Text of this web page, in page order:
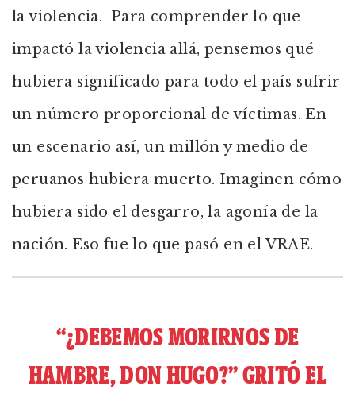
la violencia. Para comprender lo que
impactó la violencia allá, pensemos qué
hubiera significado para todo el país sufrir
un número proporcional de víctimas. En
un escenario así, un millón y medio de
peruanos hubiera muerto. Imaginen cómo
hubiera sido el desgarro, la agonía de la
nación. Eso fue lo que pasó en el VRAE.
“¿DEBEMOS MORIRNOS DE
HAMBRE, DON HUGO?” GRITÓ EL